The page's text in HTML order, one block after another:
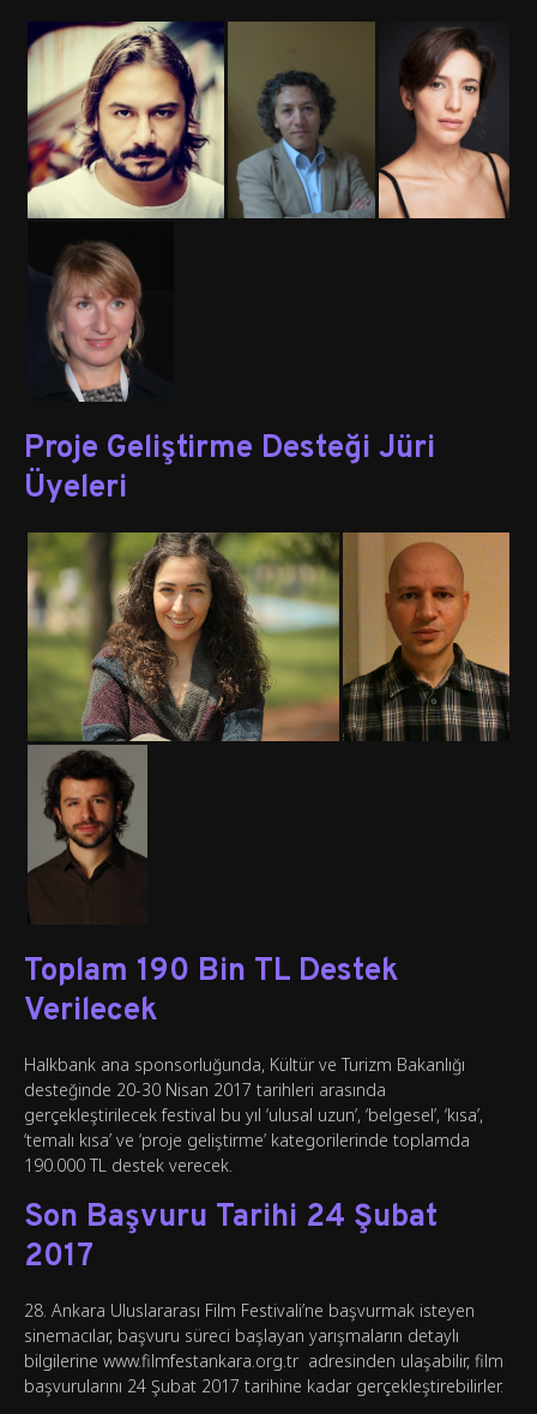
Proje Geliştirme Desteği Jüri
Üyeleri
Toplam 190 Bin TL Destek
Verilecek
Halkbank ana sponsorluğunda, Kültür ve Turizm Bakanlığı
desteğinde 20-30 Nisan 2017 tarihleri arasında
gerçekleştirilecek festival bu yıl ‘ulusal uzun’, ‘belgesel’, ‘kısa’,
‘temalı kısa’ ve ‘proje geliştirme’ kategorilerinde toplamda
190.000 TL destek verecek.
Son Başvuru Tarihi 24 Şubat
2017
28. Ankara Uluslararası Film Festivali’ne başvurmak isteyen
sinemacılar, başvuru süreci başlayan yarışmaların detaylı
bilgilerine www.filmfestankara.org.tr adresinden ulaşabilir, film
başvurularını 24 Şubat 2017 tarihine kadar gerçekleştirebilirler.